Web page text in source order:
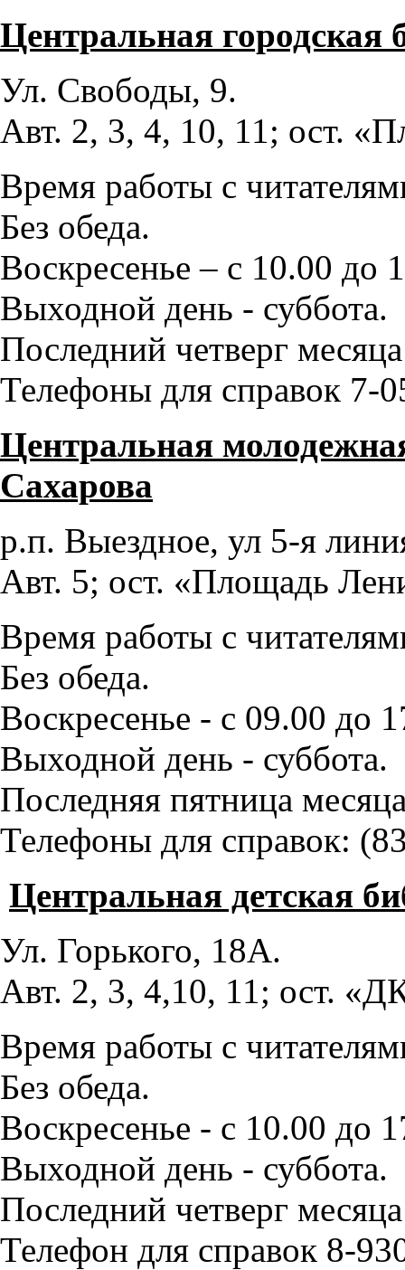
Центральная
Ул. Свободы, 9.
Авт. 2, 3, 4, 10, 11; ост.
Время работы с
Без обеда.
Воскресенье – с 10.00 до
Выходной день - суббота.
Последний четверг
Телефоны для справок 7-
Центральная
Сахарова
р.п. Выездное, ул 5-я
Авт. 5; ост. «Площадь
Время работы с
Без обеда.
Воскресенье - с 09.00 до
Выходной день - суббота.
Последняя пятница
Телефоны для справок:
Центральная детская
Ул. Горького, 18А.
Авт. 2, 3, 4,10, 11; ост.
Время работы с
Без обеда.
Воскресенье - с 10.00 до
Выходной день - суббота.
Последний четверг
Телефон для справок 8-